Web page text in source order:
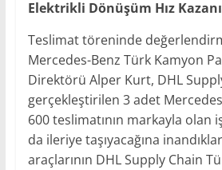
Elektrikli Dönüşüm Hız
Teslimat töreninde
Mercedes-Benz Türk Kamyon
Direktörü Alper Kurt, DHL
gerçekleştirilen 3 adet
600 teslimatının markayla olan
da ileriye taşıyacağına
araçlarının DHL Supply Chain